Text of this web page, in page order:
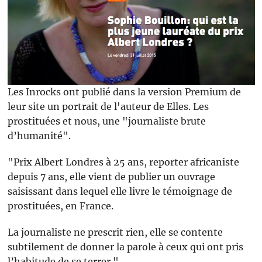
Les Inrocks ont publié dans la version Premium de
leur site un portrait de l'auteur de Elles. Les
prostituées et nous, une "journaliste brute
d’humanité".
"Prix Albert Londres à 25 ans, reporter africaniste
depuis 7 ans, elle vient de publier un ouvrage
saisissant dans lequel elle livre le témoignage de
prostituées, en France.
La journaliste ne prescrit rien, elle se contente
subtilement de donner la parole à ceux qui ont pris